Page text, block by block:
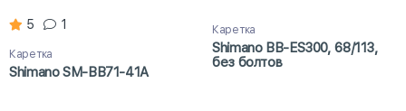
5 1
Каретка
Shimano SM-BB71-41A
Каретка
Shimano BB-ES300, 68/113,
без болтов